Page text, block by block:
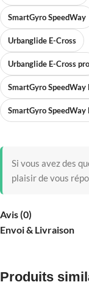
SmartGyro SpeedWay
Urbanglide E-Cross
Urbanglide E-Cross pro
SmartGyro SpeedWay
SmartGyro SpeedWay
Si vous avez des
plaisir de vous
Avis (0)
Envoi & Livraison
Produits